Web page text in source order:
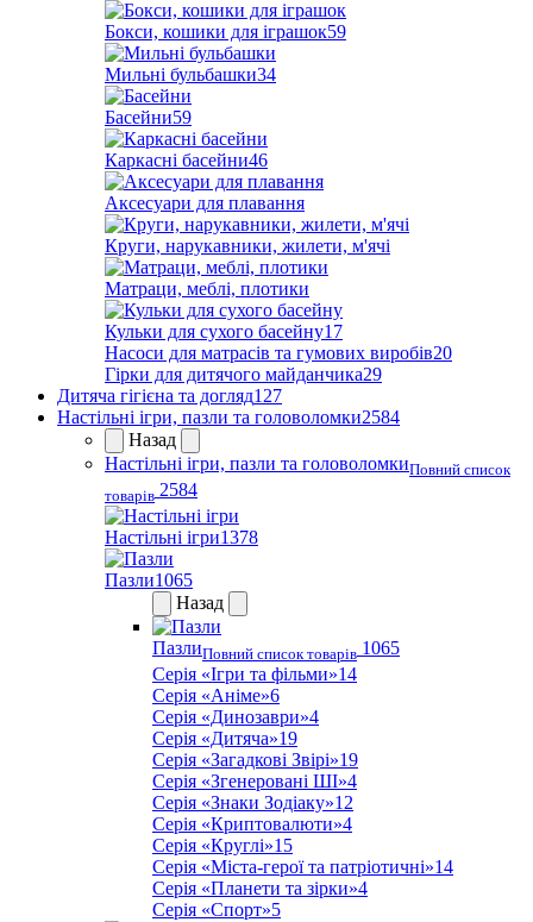
Бокси, кошики для іграшок59
Мильні бульбашки34
Басейни59
Каркасні басейни46
Аксесуари для плавання
Круги, нарукавники, жилети, м'ячі
Матраци, меблі, плотики
Кульки для сухого басейну17
Насоси для матрасів та гумових виробів20
Гірки для дитячого майданчика29
Дитяча гігієна та догляд127
Настільні ігри, пазли та головоломки2584
Назад
Настільні ігри, пазли та головоломкиПовний список
товарів 2584
Настільні ігри1378
Пазли1065
Назад
ПазлиПовний список товарів 1065
Серія «Ігри та фільми»14
Серія «Аніме»6
Серія «Динозаври»4
Серія «Дитяча»19
Серія «Загадкові Звірі»19
Серія «Згенеровані ШІ»4
Серія «Знаки Зодіаку»12
Серія «Криптовалюти»4
Серія «Круглі»15
Серія «Міста-герої та патріотичні»14
Серія «Планети та зірки»4
Серія «Спорт»5